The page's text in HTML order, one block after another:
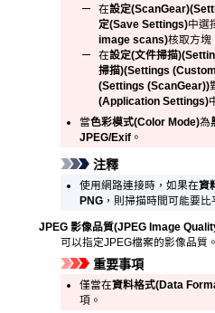
在設定(ScanGear)
定(Save Settings)中選
image scans)核取方塊
在設定(文件掃描)
掃描)(Settings
(Settings (ScanGear))
(Application Settings)
當色彩模式(Color Mode)為
JPEG/Exif 。
注釋
使用網路連接時，如果在資
PNG ，則掃描時間可能要比
JPEG 影像品質(JPEG Image
可以指定JPEG檔案的影像品質。
重要事項
僅當在資料格式(Data
項。